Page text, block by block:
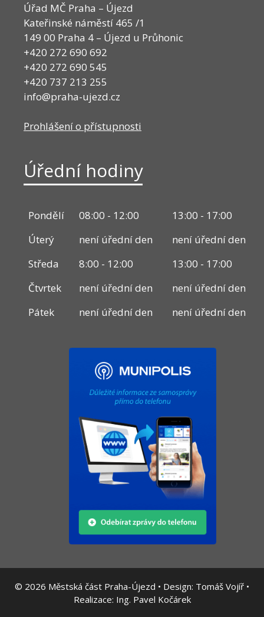
Úřad MČ Praha – Újezd
Kateřinské náměstí 465 /1
149 00 Praha 4 – Újezd u Průhonic
+420 272 690 692
+420 272 690 545
+420 737 213 255
info@praha-ujezd.cz
Prohlášení o přístupnosti
Úřední hodiny
Pondělí 08:00 - 12:00
13:00 - 17:00
Úterý
není úřední den
není úřední den
Středa
8:00 - 12:00
13:00 - 17:00
Čtvrtek
není úřední den
není úřední den
Pátek
není úřední den není úřední den
© 2026 Městská část Praha-Újezd • Design: Tomáš Vojíř •
Realizace: Ing. Pavel Kočárek